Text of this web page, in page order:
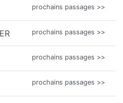
prochains passages >>
prochains passages >>
prochains passages >>
prochains passages >>